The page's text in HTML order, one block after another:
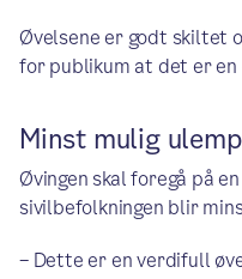
Øvelsene er godt skiltet
for publikum at det er en
Minst mulig
Øvingen skal foregå på
sivilbefolkningen blir
– Dette er en verdifull